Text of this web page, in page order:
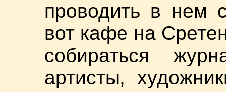
проводить в нем
вот кафе на
собираться
артисты,